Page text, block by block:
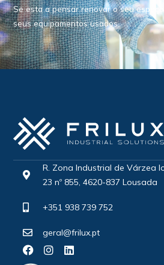
Se esta a pensar renovar o seu
seus equipamentos usados.
R. Zona Industrial de Várzea
23 nº 855, 4620-837 Lousada
+351 938 739 752
geral@frilux.pt